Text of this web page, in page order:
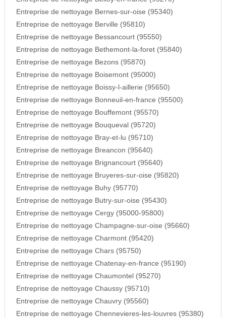
Entreprise de nettoyage Bernes-sur-oise (95340)
Entreprise de nettoyage Berville (95810)
Entreprise de nettoyage Bessancourt (95550)
Entreprise de nettoyage Bethemont-la-foret (95840)
Entreprise de nettoyage Bezons (95870)
Entreprise de nettoyage Boisemont (95000)
Entreprise de nettoyage Boissy-l-aillerie (95650)
Entreprise de nettoyage Bonneuil-en-france (95500)
Entreprise de nettoyage Bouffemont (95570)
Entreprise de nettoyage Bouqueval (95720)
Entreprise de nettoyage Bray-et-lu (95710)
Entreprise de nettoyage Breancon (95640)
Entreprise de nettoyage Brignancourt (95640)
Entreprise de nettoyage Bruyeres-sur-oise (95820)
Entreprise de nettoyage Buhy (95770)
Entreprise de nettoyage Butry-sur-oise (95430)
Entreprise de nettoyage Cergy (95000-95800)
Entreprise de nettoyage Champagne-sur-oise (95660)
Entreprise de nettoyage Charmont (95420)
Entreprise de nettoyage Chars (95750)
Entreprise de nettoyage Chatenay-en-france (95190)
Entreprise de nettoyage Chaumontel (95270)
Entreprise de nettoyage Chaussy (95710)
Entreprise de nettoyage Chauvry (95560)
Entreprise de nettoyage Chennevieres-les-louvres (95380)